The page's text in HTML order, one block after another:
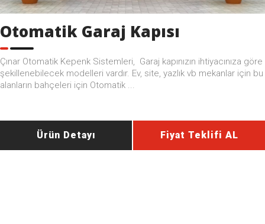
Otomatik Garaj Kapısı
Çınar Otomatik Kepenk Sistemleri, Garaj kapınızın ihtiyacınıza göre
şekillenebilecek modelleri vardır. Ev, site, yazlık vb mekanlar için bu
alanların bahçeleri için Otomatik ...
Ürün Detayı Fiyat Teklifi AL